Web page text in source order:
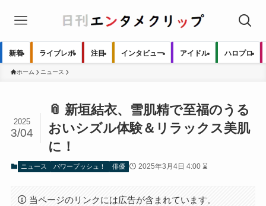
新着 ライブレポ 注目 インタビュー アイドル ハロプロ
ホーム ニュース
📎 新垣結衣、雪肌精で至福のうる
おいシズル体験＆リラックス美肌
に！
2025
3/04
ニュース パワープッシュ！ 俳優 2025年3月4日 4:00 ⌛
当ページのリンクには広告が含まれています。